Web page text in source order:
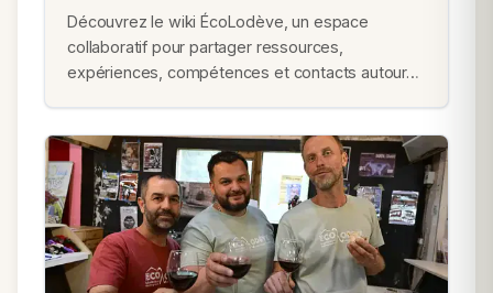
Découvrez le wiki ÉcoLodève, un espace
collaboratif pour partager ressources,
expériences, compétences et contacts autour…